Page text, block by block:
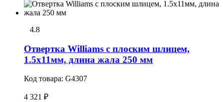
4.8
Отвертка Williams с плоским шлицем,
1.5х11мм, длина жала 250 мм
Код товара: G4307
4 321 ₽